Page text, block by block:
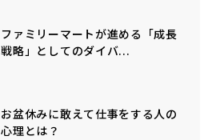
ファミリーマートが進める「成長
戦略」としてのダイバ...
お盆休みに敢えて仕事をする人の
心理とは？